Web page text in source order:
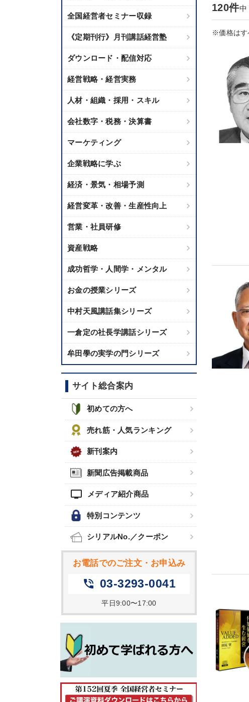
全国経営者セミナー収録
《定期刊行》月刊講話経営塾
ダウンロード・配信対応
経営戦略・経営実務
人材・組織・採用・スキル
会社数字・税務・決算書
マーケティング
企業戦略に学ぶ
経済・景気・相場予測
経営変革・改善・生産性向上
営業・社員研修
資産戦略
成功哲学・人間学・メンタル
お金の授業シリーズ
中村天風講話集シリーズ
一倉定の社長学講話シリーズ
牟田學の実学の門シリーズ
サイト総合案内
初めての方へ
売れ筋・人気ランキング
新刊案内
新聞広告掲載商品
tv メディア紹介商品
特別コンテンツ
シリアルNo.／クーポン
お電話でのご注文・お申込み
phone_in_talk 03-3293-0041
平日9:00〜17:00
120件中
※価格はす